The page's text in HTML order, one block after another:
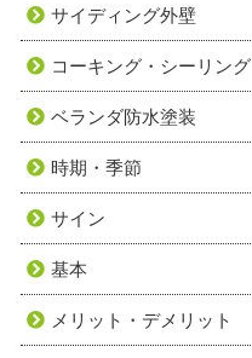
サイディング外壁
コーキング・シーリング
ベランダ防水塗装
時期・季節
サイン
基本
メリット・デメリット